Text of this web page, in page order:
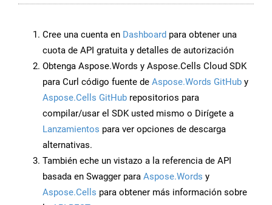
Cree una cuenta en Dashboard para obtener una
cuota de API gratuita y detalles de autorización
Obtenga Aspose.Words y Aspose.Cells Cloud SDK
para Curl código fuente de Aspose.Words GitHub y
Aspose.Cells GitHub repositorios para
compilar/usar el SDK usted mismo o Dirígete a
Lanzamientos para ver opciones de descarga
alternativas.
También eche un vistazo a la referencia de API
basada en Swagger para Aspose.Words y
Aspose.Cells para obtener más información sobre